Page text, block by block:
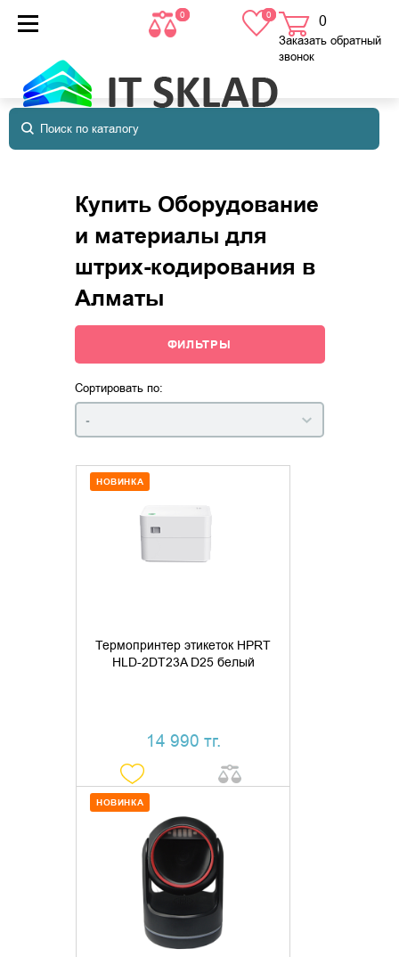
0 0 0
в корзине
Заказать обратный
звонок
Купить Оборудование
и материалы для
штрих-кодирования в
Алматы
ФИЛЬТРЫ
Сортировать по:
-
Термопринтер этикеток HPRT
HLD-2DT23A D25 белый
14 990 тг.
НОВИНКА
ДОБАВИТЬ В КОРЗИНУ
КУПИТЬ В 1 КЛИК
НОВИНКА
ДОБАВИТЬ В КОРЗИНУ
КУПИТЬ В 1 КЛИК